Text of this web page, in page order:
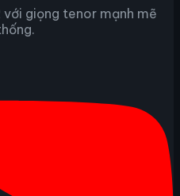
giọng tenor mạnh mẽ